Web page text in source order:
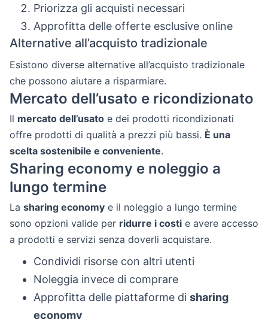
Priorizza gli acquisti necessari
Approfitta delle offerte esclusive online
Alternative all’acquisto tradizionale
Esistono diverse alternative all’acquisto tradizionale
che possono aiutare a risparmiare.
Mercato dell’usato e ricondizionato
Il mercato dell’usato e dei prodotti ricondizionati
offre prodotti di qualità a prezzi più bassi. È una
scelta sostenibile e conveniente.
Sharing economy e noleggio a
lungo termine
La sharing economy e il noleggio a lungo termine
sono opzioni valide per ridurre i costi e avere accesso
a prodotti e servizi senza doverli acquistare.
Condividi risorse con altri utenti
Noleggia invece di comprare
Approfitta delle piattaforme di sharing
economy